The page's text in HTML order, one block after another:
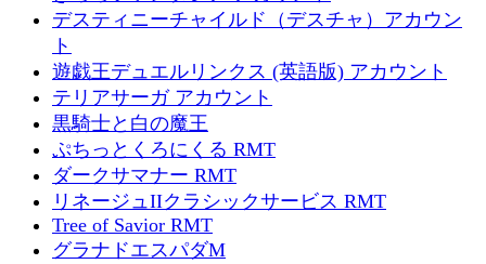
デスティニーチャイルド（デスチャ）アカウン
ト
遊戯王デュエルリンクス (英語版) アカウント
テリアサーガ アカウント
黒騎士と白の魔王
ぷちっとくろにくる RMT
ダークサマナー RMT
リネージュIIクラシックサービス RMT
Tree of Savior RMT
グラナドエスパダM